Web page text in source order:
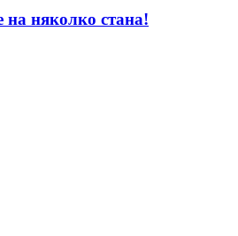
на няколко стана!